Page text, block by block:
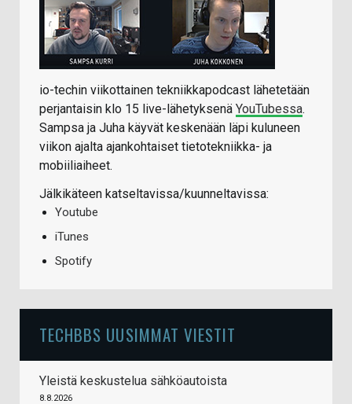
io-techin viikottainen tekniikkapodcast lähetetään
perjantaisin klo 15 live-lähetyksenä YouTubessa.
Sampsa ja Juha käyvät keskenään läpi kuluneen
viikon ajalta ajankohtaiset tietotekniikka- ja
mobiiliaiheet.
Jälkikäteen katseltavissa/kuunneltavissa:
Youtube
iTunes
Spotify
TECHBBS UUSIMMAT VIESTIT
Yleistä keskustelua sähköautoista
8.8.2026